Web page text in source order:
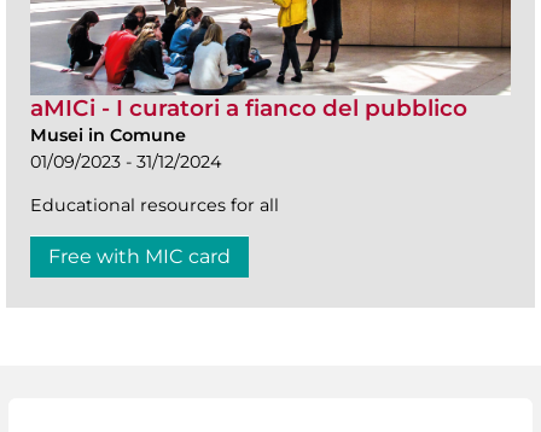
aMICi - I curatori a fianco del pubblico
Musei in Comune
01/09/2023 - 31/12/2024
Educational resources for all
Free with MIC card